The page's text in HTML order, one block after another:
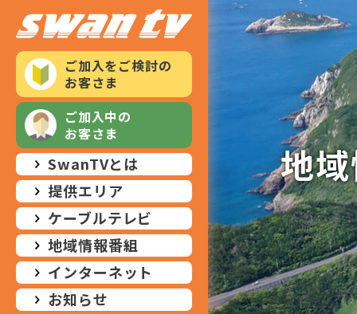
ご加入をご検討の
お客さま
ご加入中の
お客さま
SwanTVとは
提供エリア
ケーブルテレビ
地域情報番組
インターネット
お知らせ
地